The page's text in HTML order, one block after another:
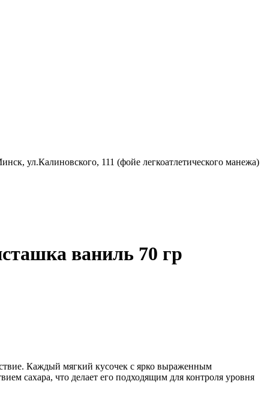
ул.Калиновского, 111 (фойе легкоатлетического манежа)
ваниль 70 гр
Каждый мягкий кусочек с ярко выраженным
сахара, что делает его подходящим для контроля уровня